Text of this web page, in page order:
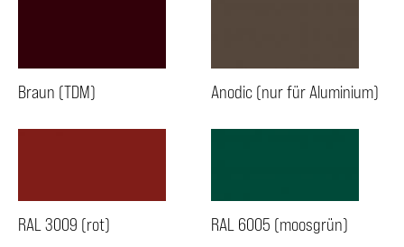
Braun (TDM) Anodic (nur für Aluminium)
RAL 3009 (rot) RAL 6005 (moosgrün)